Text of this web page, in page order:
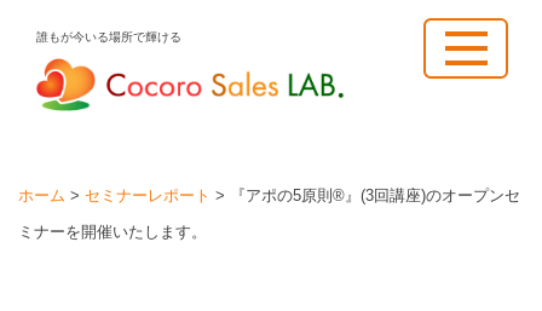
content
誰もが今いる場所で輝ける
ホーム > セミナーレポート >
『アポの5原則®』(3回講座)のオープンセ
ミナーを開催いたします。